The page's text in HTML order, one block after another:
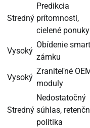
Stredný
Predikcia
prítomnosti,
cielené ponuky
Vysoký
Obídenie smart
zámku
Vysoký
Zraniteľné
moduly
Stredný
Nedostatočný
súhlas,
politika